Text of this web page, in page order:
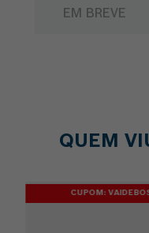
de redução no t...
EM BREVE
QUEM
CUPOM: